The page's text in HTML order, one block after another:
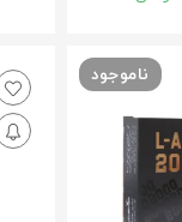
ناموجود